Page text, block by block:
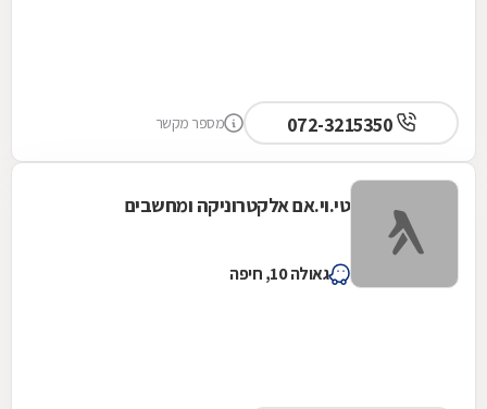
מספר מקשר
טי.וי.אם אלקטרוניקה ומחשבים
גאולה 10, חיפה